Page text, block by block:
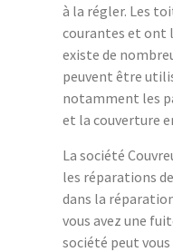
à la régler. Les
courantes et ont
existe de
peuvent être
notamment les
et la couverture
La société
les réparations
dans la
vous avez une
société peut